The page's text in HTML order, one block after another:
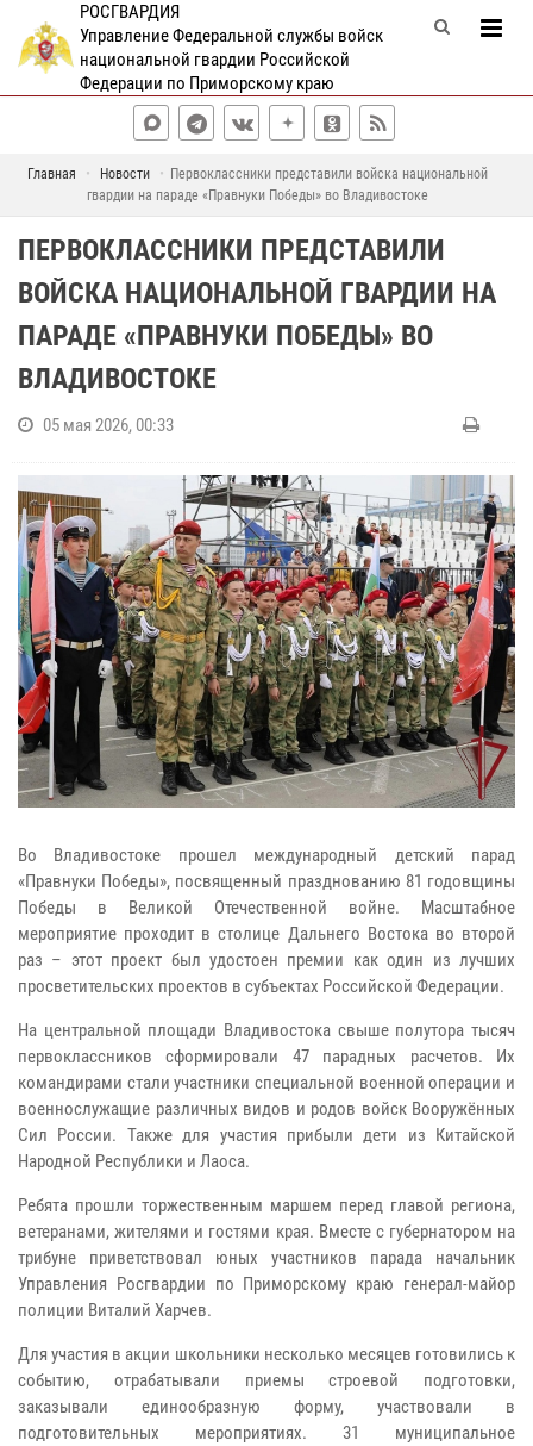
РОСГВАРДИЯ
Управление Федеральной службы войск
национальной гвардии Российской
Федерации по Приморскому краю
Главная Новости
Первоклассники представили войска национальной
гвардии на параде «Правнуки Победы» во Владивостоке
ПЕРВОКЛАССНИКИ ПРЕДСТАВИЛИ
ВОЙСКА НАЦИОНАЛЬНОЙ ГВАРДИИ НА
ПАРАДЕ «ПРАВНУКИ ПОБЕДЫ» ВО
ВЛАДИВОСТОКЕ
05 мая 2026, 00:33
Во Владивостоке прошел международный детский парад
«Правнуки Победы», посвященный празднованию 81 годовщины
Победы в Великой Отечественной войне. Масштабное
мероприятие проходит в столице Дальнего Востока во второй
раз – этот проект был удостоен премии как один из лучших
просветительских проектов в субъектах Российской Федерации.
На центральной площади Владивостока свыше полутора тысяч
первоклассников сформировали 47 парадных расчетов. Их
командирами стали участники специальной военной операции и
военнослужащие различных видов и родов войск Вооружённых
Сил России. Также для участия прибыли дети из Китайской
Народной Республики и Лаоса.
Ребята прошли торжественным маршем перед главой региона,
ветеранами, жителями и гостями края. Вместе с губернатором на
трибуне приветствовал юных участников парада начальник
Управления Росгвардии по Приморскому краю генерал-майор
полиции Виталий Харчев.
Для участия в акции школьники несколько месяцев готовились к
событию, отрабатывали приемы строевой подготовки,
заказывали единообразную форму, участвовали в
подготовительных мероприятиях. 31 муниципальное